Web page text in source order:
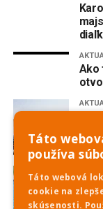
Ako
Do
na
Táto
používa
Táto webová
cookie na
skúsenosti.